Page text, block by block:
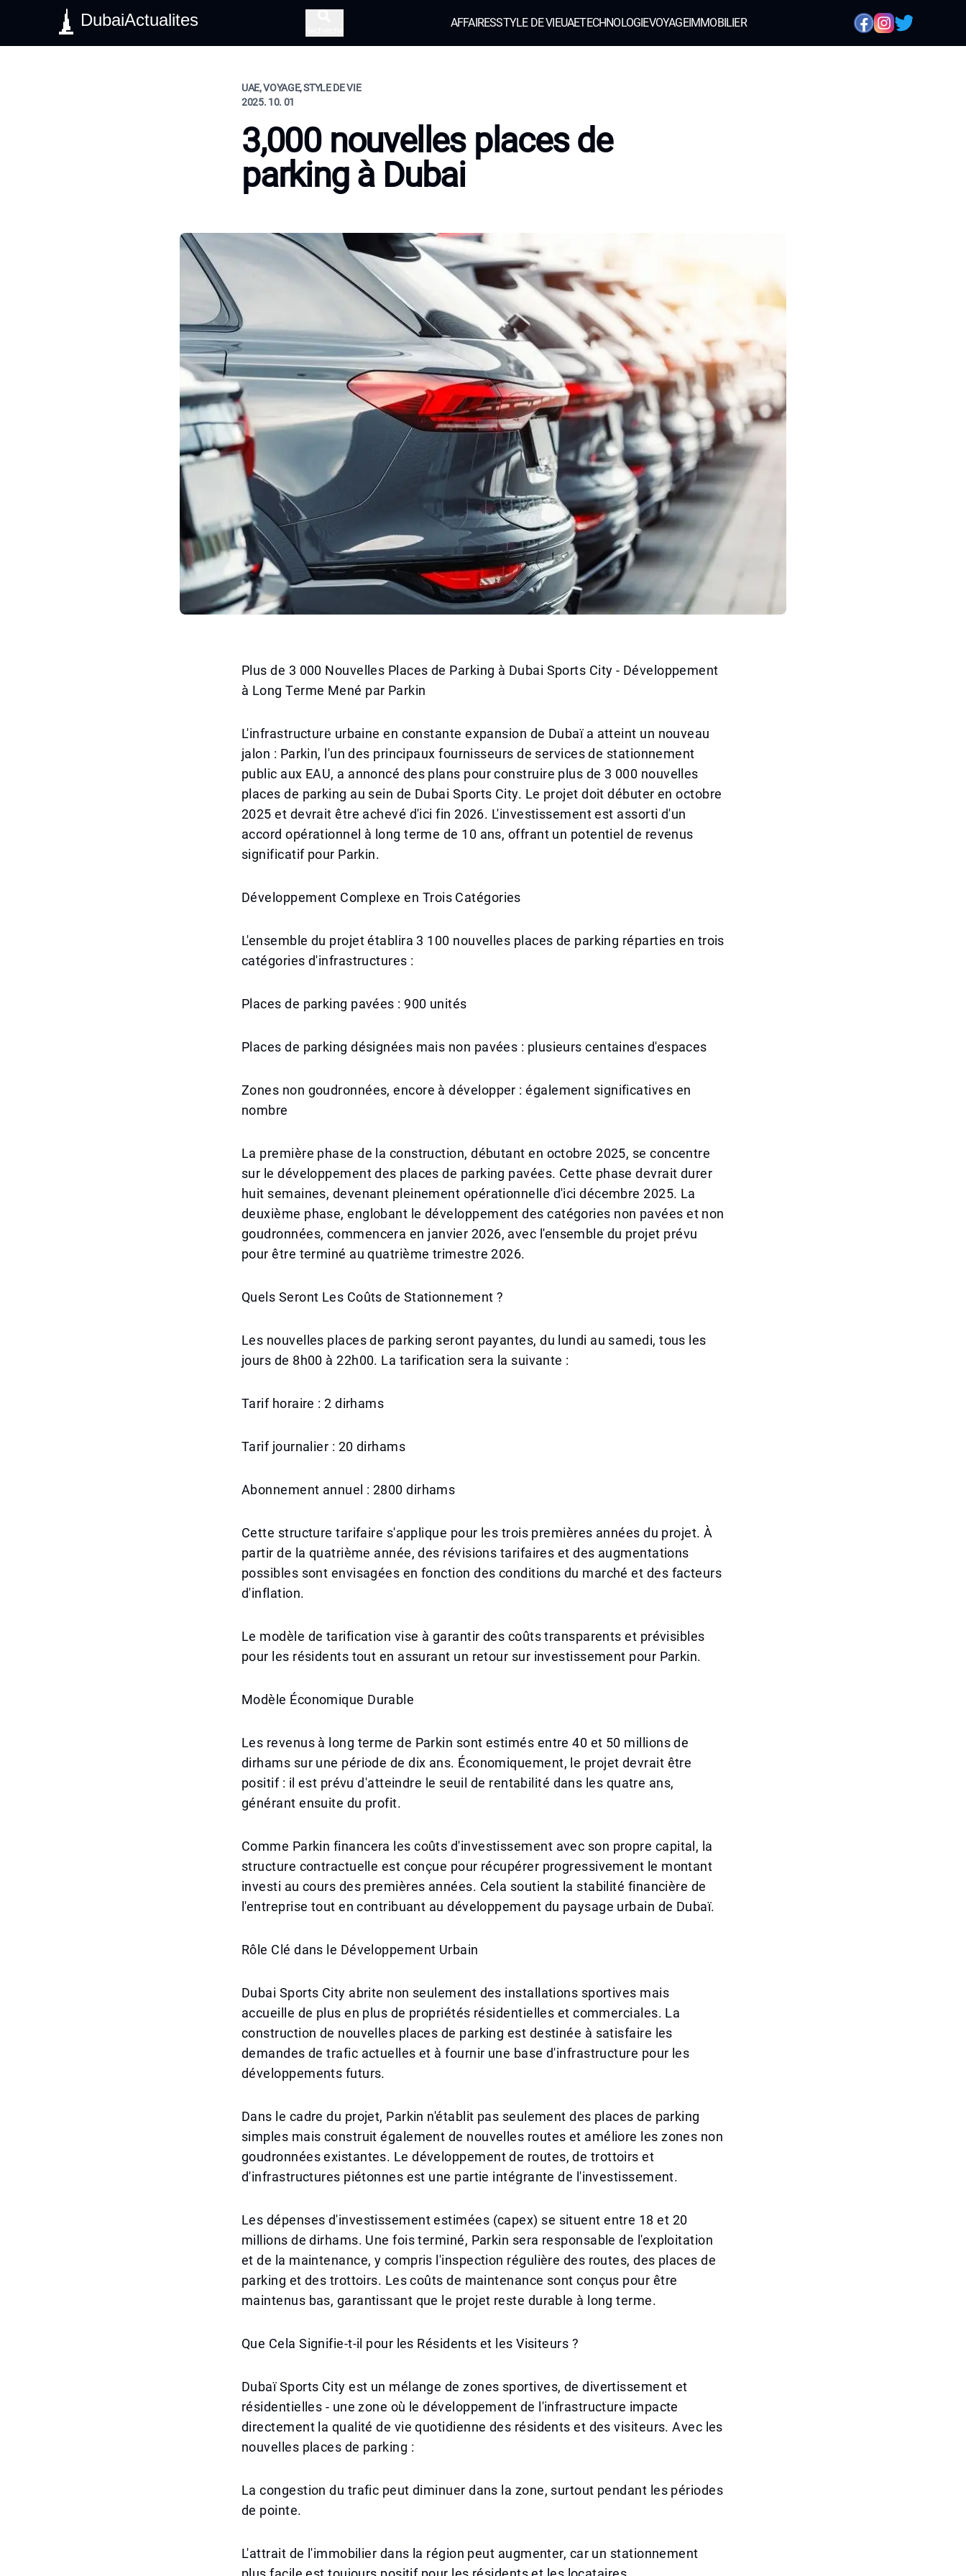
DubaiActualites AFFAIRESSTYLE DE VIEUAETECHNOLOGIEVOYAGEIMMOBILIER
UAE, VOYAGE, STYLE DE VIE
2025. 10. 01
3,000 nouvelles places de
parking à Dubai
Plus de 3 000 Nouvelles Places de Parking à Dubai Sports City - Développement
à Long Terme Mené par Parkin
L'infrastructure urbaine en constante expansion de Dubaï a atteint un nouveau
jalon : Parkin, l'un des principaux fournisseurs de services de stationnement
public aux EAU, a annoncé des plans pour construire plus de 3 000 nouvelles
places de parking au sein de Dubai Sports City. Le projet doit débuter en octobre
2025 et devrait être achevé d'ici fin 2026. L'investissement est assorti d'un
accord opérationnel à long terme de 10 ans, offrant un potentiel de revenus
significatif pour Parkin.
Développement Complexe en Trois Catégories
L'ensemble du projet établira 3 100 nouvelles places de parking réparties en trois
catégories d'infrastructures :
Places de parking pavées : 900 unités
Places de parking désignées mais non pavées : plusieurs centaines d'espaces
Zones non goudronnées, encore à développer : également significatives en
nombre
La première phase de la construction, débutant en octobre 2025, se concentre
sur le développement des places de parking pavées. Cette phase devrait durer
huit semaines, devenant pleinement opérationnelle d'ici décembre 2025. La
deuxième phase, englobant le développement des catégories non pavées et non
goudronnées, commencera en janvier 2026, avec l'ensemble du projet prévu
pour être terminé au quatrième trimestre 2026.
Quels Seront Les Coûts de Stationnement ?
Les nouvelles places de parking seront payantes, du lundi au samedi, tous les
jours de 8h00 à 22h00. La tarification sera la suivante :
Tarif horaire : 2 dirhams
Tarif journalier : 20 dirhams
Abonnement annuel : 2800 dirhams
Cette structure tarifaire s'applique pour les trois premières années du projet. À
partir de la quatrième année, des révisions tarifaires et des augmentations
possibles sont envisagées en fonction des conditions du marché et des facteurs
d'inflation.
Le modèle de tarification vise à garantir des coûts transparents et prévisibles
pour les résidents tout en assurant un retour sur investissement pour Parkin.
Modèle Économique Durable
Les revenus à long terme de Parkin sont estimés entre 40 et 50 millions de
dirhams sur une période de dix ans. Économiquement, le projet devrait être
positif : il est prévu d'atteindre le seuil de rentabilité dans les quatre ans,
générant ensuite du profit.
Comme Parkin financera les coûts d'investissement avec son propre capital, la
structure contractuelle est conçue pour récupérer progressivement le montant
investi au cours des premières années. Cela soutient la stabilité financière de
l'entreprise tout en contribuant au développement du paysage urbain de Dubaï.
Rôle Clé dans le Développement Urbain
Dubai Sports City abrite non seulement des installations sportives mais
accueille de plus en plus de propriétés résidentielles et commerciales. La
construction de nouvelles places de parking est destinée à satisfaire les
demandes de trafic actuelles et à fournir une base d'infrastructure pour les
développements futurs.
Dans le cadre du projet, Parkin n'établit pas seulement des places de parking
simples mais construit également de nouvelles routes et améliore les zones non
goudronnées existantes. Le développement de routes, de trottoirs et
d'infrastructures piétonnes est une partie intégrante de l'investissement.
Les dépenses d'investissement estimées (capex) se situent entre 18 et 20
millions de dirhams. Une fois terminé, Parkin sera responsable de l'exploitation
et de la maintenance, y compris l'inspection régulière des routes, des places de
parking et des trottoirs. Les coûts de maintenance sont conçus pour être
maintenus bas, garantissant que le projet reste durable à long terme.
Que Cela Signifie-t-il pour les Résidents et les Visiteurs ?
Dubaï Sports City est un mélange de zones sportives, de divertissement et
résidentielles - une zone où le développement de l'infrastructure impacte
directement la qualité de vie quotidienne des résidents et des visiteurs. Avec les
nouvelles places de parking :
La congestion du trafic peut diminuer dans la zone, surtout pendant les périodes
de pointe.
L'attrait de l'immobilier dans la région peut augmenter, car un stationnement